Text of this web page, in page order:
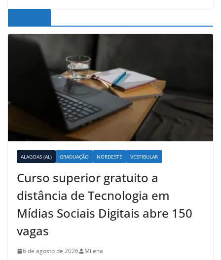
ALAGOAS (AL) GRADUAÇÃO NORDESTE VESTIBULAR
Curso superior gratuito a
distância de Tecnologia em
Mídias Sociais Digitais abre 150
vagas
6 de agosto de 2026 Milena